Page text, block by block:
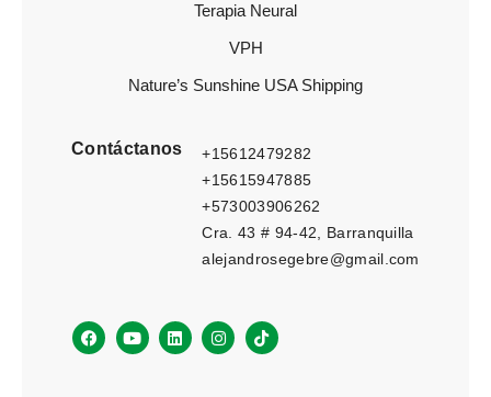
Terapia Neural
VPH
Nature’s Sunshine USA Shipping
Contáctanos
+15612479282
+15615947885
+573003906262
Cra. 43 # 94-42, Barranquilla
alejandrosegebre@gmail.com